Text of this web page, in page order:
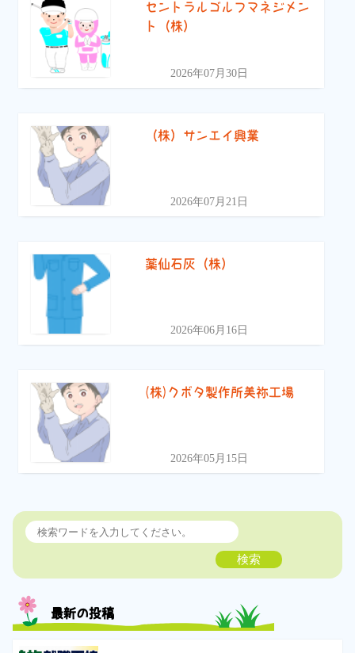
セントラルゴルフマネジメン
ト（株）
2026年07月30日
（株）サンエイ興業
2026年07月21日
薬仙石灰（株）
2026年06月16日
(株)クボタ製作所美祢工場
2026年05月15日
検索
最新の投稿